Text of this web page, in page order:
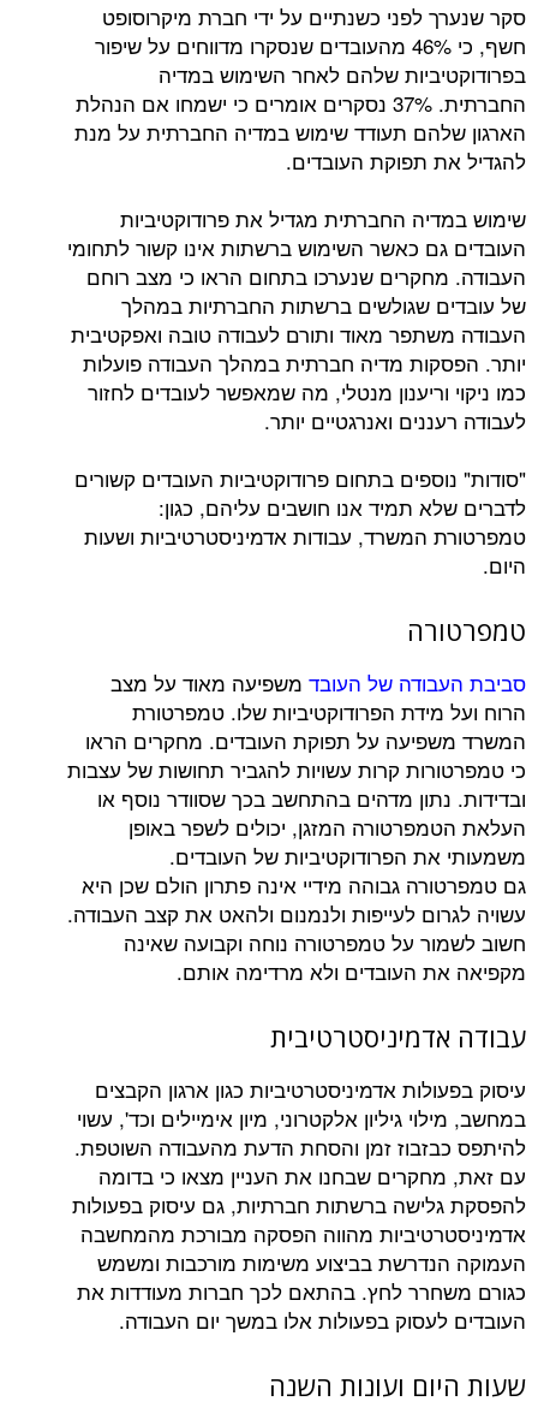
לפני כשנתיים על ידי חברת מיקרוסופט
חשף, כי 46% מהעובדים שנסקרו מדווחים על שיפור
שלהם לאחר השימוש במדיה
החברתית. 37% נסקרים אומרים כי ישמחו אם הנהלת
תעודד שימוש במדיה החברתית על מנת
תפוקת העובדים.
החברתית מגדיל את פרודוקטיביות
כאשר השימוש ברשתות אינו קשור לתחומי
שנערכו בתחום הראו כי מצב רוחם
שגולשים ברשתות החברתיות במהלך
מאוד ותורם לעבודה טובה ואפקטיבית
מדיה חברתית במהלך העבודה פועלות
מנטלי, מה שמאפשר לעובדים לחזור
ואנרגטיים יותר.
בתחום פרודוקטיביות העובדים קשורים
תמיד אנו חושבים עליהם, כגון:
עבודות אדמיניסטרטיביות ושעות
של העובדמשפיעה מאוד על מצב
הפרודוקטיביות שלו. טמפרטורת
על תפוקת העובדים. מחקרים הראו
קרות עשויות להגביר תחושות של עצבות
מדהים בהתחשב בכך שסוודר נוסף או
המזגן, יכולים לשפר באופן
הפרודוקטיביות של העובדים.
גבוהה מידיי אינה פתרון הולם שכן היא
לעייפות ולנמנום ולהאט את קצב העבודה.
על טמפרטורה נוחה וקבועה שאינה
העובדים ולא מרדימה אותם.
אדמיניסטרטיביות כגון ארגון הקבצים
גיליון אלקטרוני, מיון אימיילים וכד', עשוי
זמן והסחת הדעת מהעבודה השוטפת.
שבחנו את העניין מצאו כי בדומה
ברשתות חברתיות, גם עיסוק בפעולות
מהווה הפסקה מבורכת מהמחשבה
בביצוע משימות מורכבות ומשמש
לחץ. בהתאם לכך חברות מעודדות את
בפעולות אלו במשך יום העבודה.
ועונות השנה